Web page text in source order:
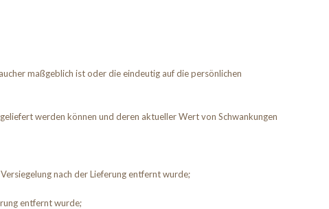
maßgeblich ist oder die eindeutig auf die persönlichen
werden können und deren aktueller Wert von Schwankungen
nach der Lieferung entfernt wurde;
entfernt wurde;